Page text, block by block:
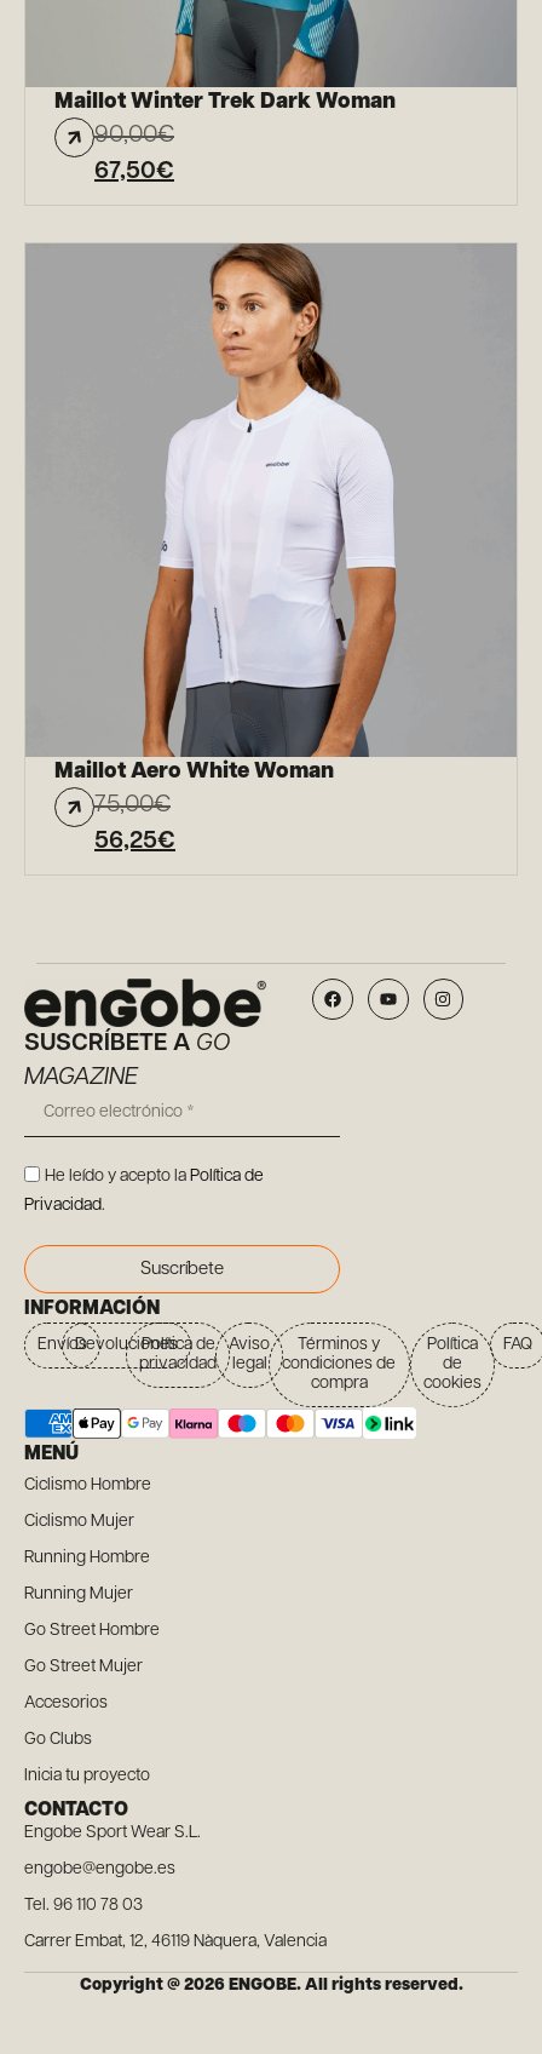
Maillot Winter Trek Dark Woman
90,00€
67,50€
Maillot Aero White Woman
75,00€
56,25€
SUSCRÍBETE A GO
MAGAZINE
He leído y acepto la Política de
Privacidad.
Suscríbete
INFORMACIÓN
EnvíosDevolucionesPolítica de
privacidad
Aviso
legal
Términos y
condiciones de
compra
Política
de
cookies
FAQ
MENÚ
Ciclismo Hombre
Ciclismo Mujer
Running Hombre
Running Mujer
Go Street Hombre
Go Street Mujer
Accesorios
Go Clubs
Inicia tu proyecto
CONTACTO
Engobe Sport Wear S.L.
engobe@engobe.es
Tel. 96 110 78 03
Carrer Embat, 12, 46119 Nàquera, Valencia
Copyright @ 2026 ENGOBE. All rights reserved.